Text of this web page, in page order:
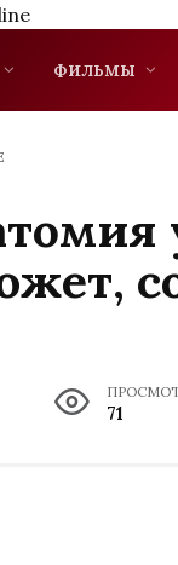
ФИЛЬМЫ
71